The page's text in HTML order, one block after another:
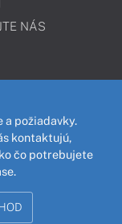
NÁS
a požiadavky.
kontaktujú,
čo potrebujete